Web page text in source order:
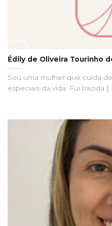
Édily de Oliveira Tourinho
Sou uma mulher que cuida
especiais da vida. Fui trazida